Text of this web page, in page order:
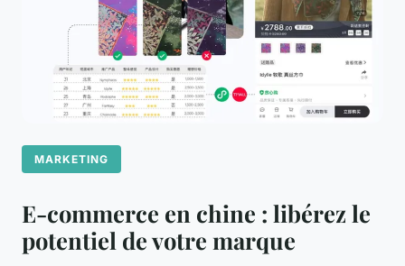
MARKETING
E-commerce en chine : libérez le
potentiel de votre marque